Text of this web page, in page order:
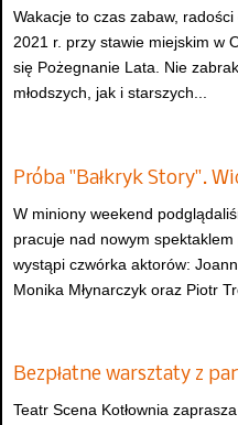
Wakacje to czas zabaw,
2021 r. przy stawie miejskim w
się Pożegnanie Lata. Nie
młodszych, jak i starszych...
Próba "Bałkryk Story".
W miniony weekend
pracuje nad nowym spektaklem
wystąpi czwórka aktorów:
Monika Młynarczyk oraz Piotr
Bezpłatne warsztaty z
Teatr Scena Kotłownia